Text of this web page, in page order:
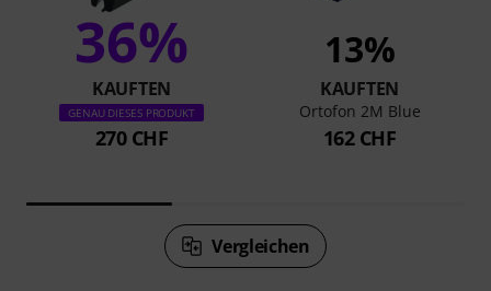
36%
KAUFTEN
GENAU DIESES PRODUKT
270 CHF
13%
KAUFTEN
Ortofon 2M Blue
162 CHF
Vergleichen